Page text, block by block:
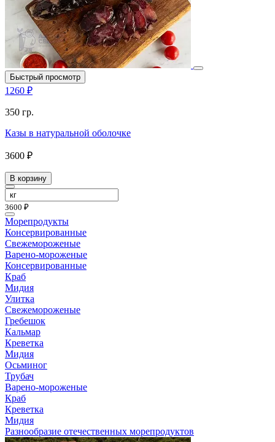
Быстрый просмотр
1260 ₽
350 гр.
Казы в натуральной оболочке
3600 ₽
В корзину
3600 ₽
Морепродукты
Консервированные
Свежемороженые
Варено-мороженые
Консервированные
Краб
Мидия
Улитка
Свежемороженые
Гребешок
Кальмар
Креветка
Мидия
Осьминог
Трубач
Варено-мороженые
Краб
Креветка
Мидия
Разнообразие отечественных морепродуктов